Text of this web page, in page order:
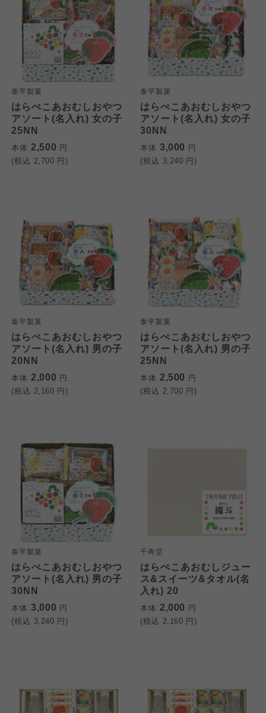
泰平製菓
はらぺこあおむしおやつ
アソート(名入れ) 女の子
25NN
本体 2,500 円
(税込 2,700 円)
泰平製菓
はらぺこあおむしおやつ
アソート(名入れ) 女の子
30NN
本体 3,000 円
(税込 3,240 円)
泰平製菓
はらぺこあおむしおやつ
アソート(名入れ) 男の子
20NN
本体 2,000 円
(税込 2,160 円)
泰平製菓
はらぺこあおむしおやつ
アソート(名入れ) 男の子
25NN
本体 2,500 円
(税込 2,700 円)
泰平製菓
はらぺこあおむしおやつ
アソート(名入れ) 男の子
30NN
本体 3,000 円
(税込 3,240 円)
千寿堂
はらぺこあおむしジュー
ス&スイーツ&タオル(名
入れ) 20
本体 2,000 円
(税込 2,160 円)